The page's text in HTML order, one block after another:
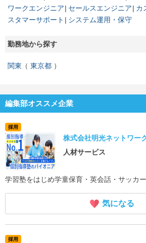
ワークエンジニア
セールスエンジニア カ
スタマーサポート
システム運用・保守
勤務地から探す
関東 東京都
編集部オススメ企業
採用
株式会社明光ネットワー
人材サービス
学習塾をはじめ学童保育・英会話・サッカ
気になる
採用